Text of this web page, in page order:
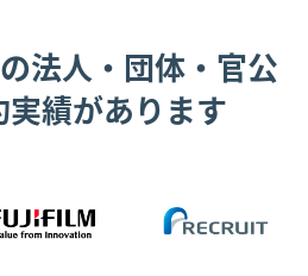
法人・団体・官公
績があります